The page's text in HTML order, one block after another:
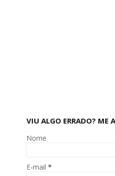
VIU ALGO ERRADO? ME
Nome
E-mail *